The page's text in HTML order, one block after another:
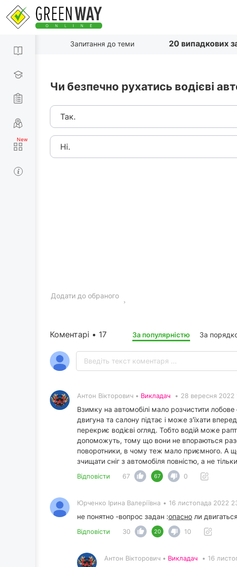
Запитання до теми 20 випадкових
Чи безпечно рухатись водієві
Так.
Ні.
Додати до обраного
Коментарі • 17 За популярністю За
Антон Вікторович • Викладач • 28 вересня 2022
Взимку на автомобілі мало розчистити
двигуна та салону підтає і може з'їхати
перекриє водієві огляд. Тобто водій може
допоможуть, тому що вони не впораються
поворотники, в чому теж мало приємного. А
зчищати сніг з автомобіля повністю, а не
Відповісти 67 67 0
Юрченко Ірина Валеріївна • 16 листопада 2022
не понятно -вопрос задан :опасно ли
Відповісти 30 20 10
Антон Вікторович • Викладач • 16